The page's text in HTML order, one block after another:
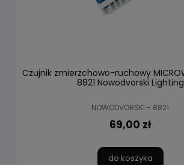
Czujnik zmierzchowo-ruchowy
8821 Nowodvorski Lighting
NOWODVORSKI - 8821
69,00 zł
do koszyka